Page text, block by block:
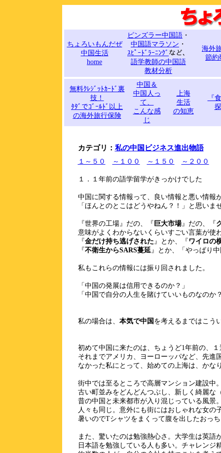
ちょろいもんだぜ
中国生活
home
ピンズラー中国語 ・
中国語マラソン ・
ｽﾋﾟｰﾄﾞﾗｰﾆﾝｸﾞ など、
語学教師の中国語
教材分析
海外
節約
無料ｸﾚｼﾞｯﾄｶｰﾄﾞ裏
技！
ﾀﾀﾞでｺﾞｰﾙﾄﾞ以上
の海外旅行保険
中国＆
中国人っ
て、
こんな感
じ
上海
生活
の知恵
『
カテゴリ： 私の中国ビジネス進出物語
１～５０ ～１００ ～１５０ ～２００
１．１年前の語学留学がきっかけでした
中国に関する情報って、良い情報と悪い情報
「ほんとのとこはどうやねん？！」と思いま
『世界の工場』だの、『 巨大市場』だの、『
意味がよくわからないくらいすごい言葉が使
『金だけ持ち逃げされた』とか、『 ワイロの
『不衛生からSARS蔓延』とか、「やっぱり
私もこれらの情報には振り回されました。
「中国の発展は信用できるのか？」
「中国で自分の人生を賭けていいものなのか
私の場合は、 本気で中国 を考えるまではこう
初めて中国に来たのは、ちょうど1年前の、
それまでアメリカ、ヨーローッパなど、先進
なかった私にとって、始めての上海は、かな
街中では至るところで高層マンション建設中
古い町並みをどんどんつぶし、新しく綺麗な
昔の中国と未来都市が入り混じっている風景
人々も同じ。意外にも街にはおしゃれな女の
暑いのでTシャツをまくって腹を出したおっ
また、驚いたのは勉強熱心さ。大学生は英語
日本語を勉強している人も多い。チャレンジ